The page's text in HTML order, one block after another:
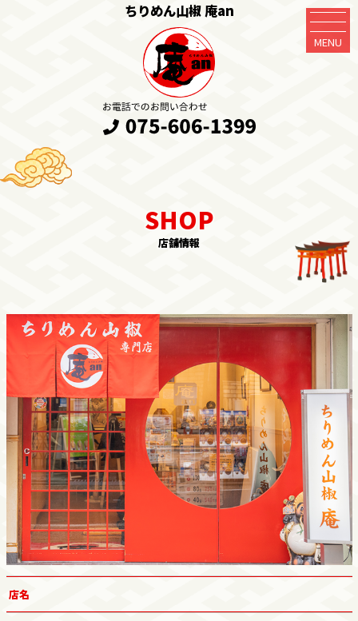
MENU
ちりめん山椒 庵an
店舗情報
店名